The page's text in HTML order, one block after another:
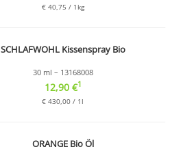
€ 40,75 / 1kg
SCHLAFWOHL Kissenspray Bio
30 ml – 13168008
12,90 €1
€ 430,00 / 1l
ORANGE Bio Öl